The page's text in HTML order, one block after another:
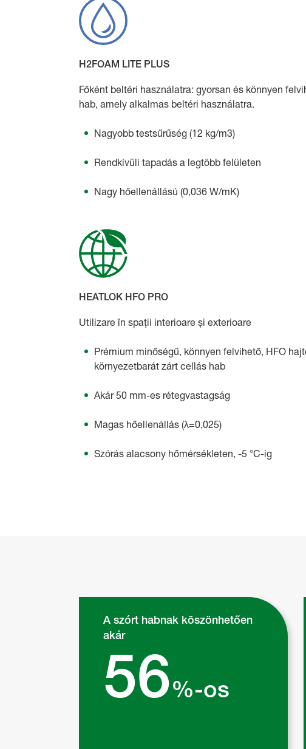
H2FOAM LITE PLUS
Főként beltéri használatra: gyorsan és könnyen
hab, amely alkalmas beltéri használatra.
Nagyobb testsűrűség (12 kg/m3)
Rendkívüli tapadás a legtöbb felületen
Nagy hőellenállású (0,036 W/mK)
HEATLOK HFO PRO
Utilizare în spații interioare și exterioare
Prémium minőségű, könnyen felvihető, HFO
környezetbarát zárt cellás hab
Akár 50 mm-es rétegvastagság
Magas hőellenállás (λ=0,025)
Szórás alacsony hőmérsékleten, -5 °C-ig
A szórt habnak köszönhetően
akár
56%-os